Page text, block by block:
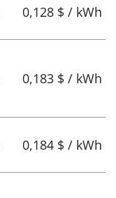
0,128 $ / kWh
0,183 $ / kWh
0,184 $ / kWh